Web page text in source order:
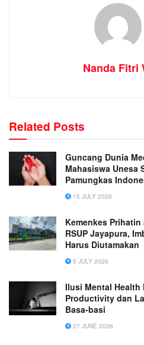
Nanda Fitri
Related Posts
Guncang Dunia
Mahasiswa Unesa
Pamungkas
15 JULY 2026
Kemenkes
RSUP Jayapura,
Harus Diutamakan
5 JULY 2026
Ilusi Mental
Productivity dan
Basa-basi
27 JUNE 2026